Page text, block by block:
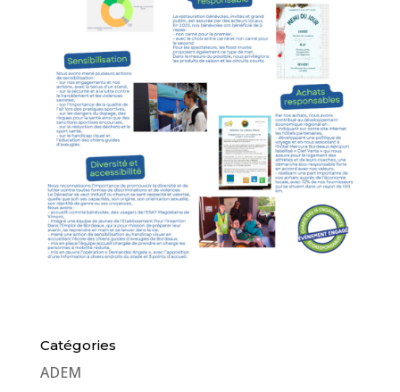
Catégories
ADEM